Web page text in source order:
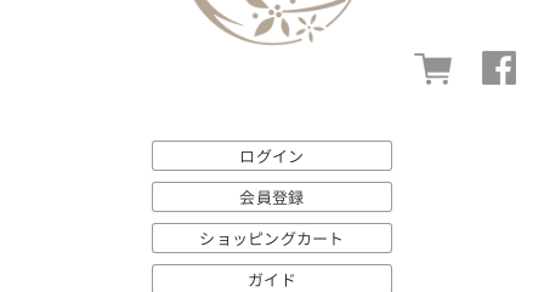
ログイン
会員登録
ショッピングカート
ガイド